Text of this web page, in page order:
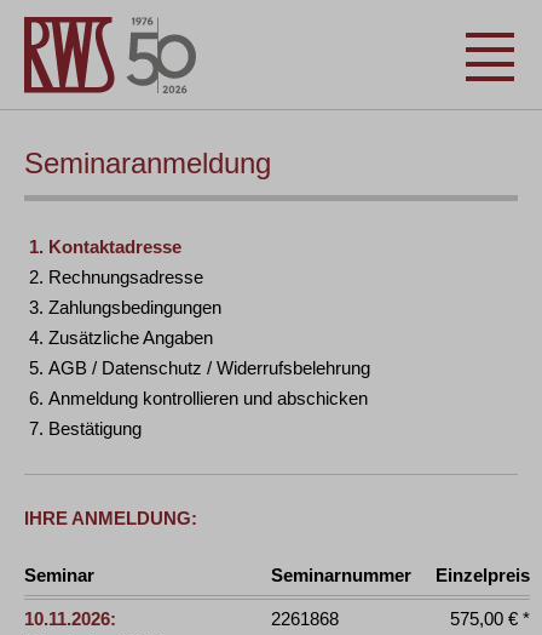
Seminaranmeldung
Kontaktadresse
Rechnungsadresse
Zahlungsbedingungen
Zusätzliche Angaben
AGB / Datenschutz / Widerrufsbelehrung
Anmeldung kontrollieren und abschicken
Bestätigung
IHRE ANMELDUNG:
Seminar Seminarnummer Einzelpreis
10.11.2026:
2261868 575,00 € *